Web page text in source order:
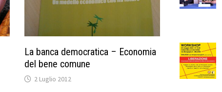
La banca democratica – Economia
del bene comune
2 Luglio 2012